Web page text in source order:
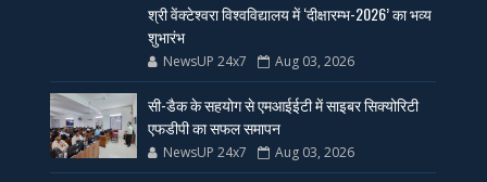
श्री वेंक्टेश्वरा विश्वविद्यालय में ‘दीक्षारम्भ-2026’ का भव्य
शुभारंभ
NewsUP 24x7 Aug 03, 2026
सी-डैक के सहयोग से एमआईईटी में साइबर सिक्योरिटी
एफडीपी का सफल समापन
NewsUP 24x7 Aug 03, 2026